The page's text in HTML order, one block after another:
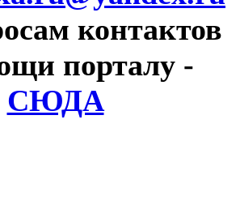
контактов
порталу -
СЮДА